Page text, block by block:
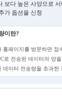
보다 높은 사양으로
가 옵션을 신청
이란?
홈페이지를 방문하면 접
로 전송된 데이터의 양
데이터 전송량을 초과